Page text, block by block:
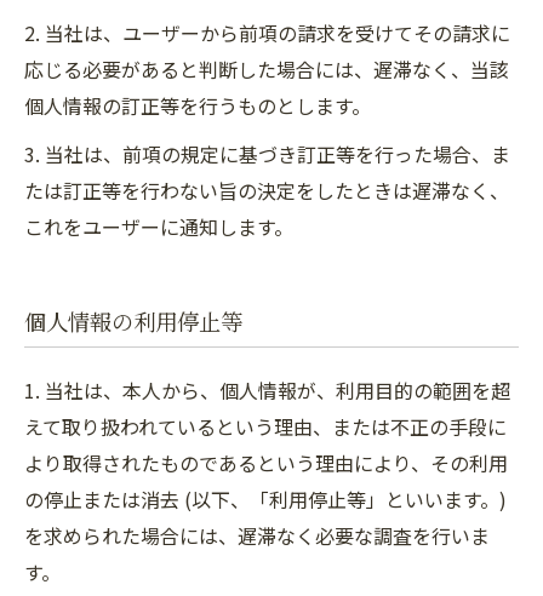
2. 当社は、ユーザーから前項の請求を受けてその請求に
応じる必要があると判断した場合には、遅滞なく、当該
個人情報の訂正等を行うものとします。
3. 当社は、前項の規定に基づき訂正等を行った場合、ま
たは訂正等を行わない旨の決定をしたときは遅滞なく、
これをユーザーに通知します。
個人情報の利用停止等
1. 当社は、本人から、個人情報が、利用目的の範囲を超
えて取り扱われているという理由、または不正の手段に
より取得されたものであるという理由により、その利用
の停止または消去 (以下、「利用停止等」といいます。)
を求められた場合には、遅滞なく必要な調査を行いま
す。